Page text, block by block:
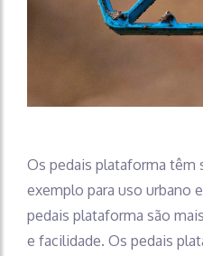
Os pedais plataforma têm
exemplo para uso urbano
pedais plataforma são
e facilidade. Os pedais